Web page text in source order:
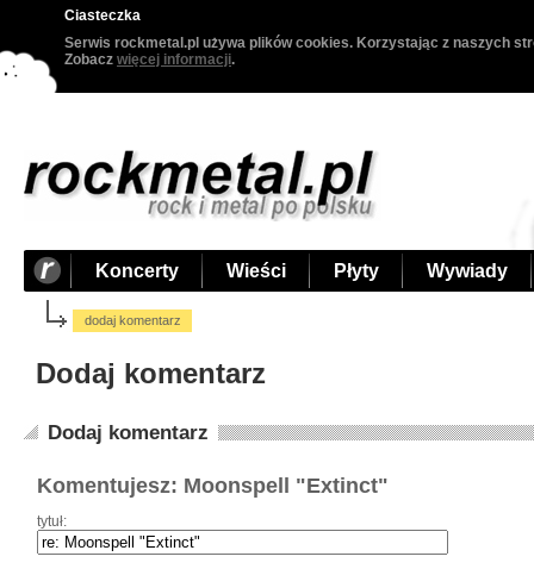
Ciasteczka
Serwis rockmetal.pl używa plików cookies. Korzystając z naszych
Zobacz więcej informacji.
Koncerty Wieści Płyty Wywiady
dodaj komentarz
Dodaj komentarz
Dodaj komentarz
Komentujesz: Moonspell "Extinct"
tytuł: